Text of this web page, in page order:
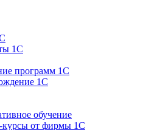
1С
программ 1С
1С
обучение
от фирмы 1С